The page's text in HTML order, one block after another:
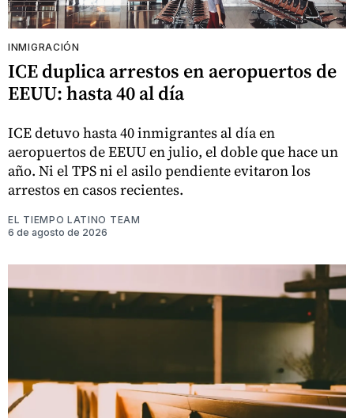
INMIGRACIÓN
ICE duplica arrestos en aeropuertos de
EEUU: hasta 40 al día
ICE detuvo hasta 40 inmigrantes al día en
aeropuertos de EEUU en julio, el doble que hace un
año. Ni el TPS ni el asilo pendiente evitaron los
arrestos en casos recientes.
EL TIEMPO LATINO TEAM
6 de agosto de 2026